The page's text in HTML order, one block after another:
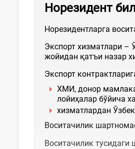
Норезидент
Норезидентларга
Экспорт хизматлари –
жойидан қатъи назар
Экспорт
ХМИ, донор
лойиҳалар бўйича
хизматлардан
Воситачилик
Воситачилик